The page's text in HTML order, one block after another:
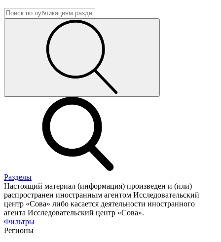
Разделы
Настоящий материал (информация) произведен и (или)
распространен иностранным агентом Исследовательский
центр «Сова» либо касается деятельности иностранного
агента Исследовательский центр «Сова».
Фильтры
Регионы